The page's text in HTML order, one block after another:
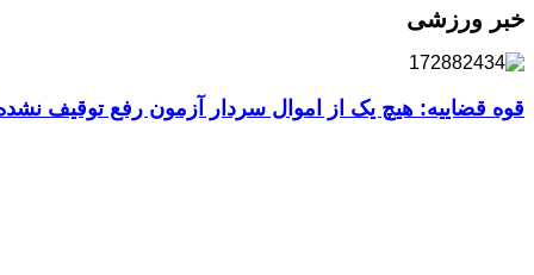
خبر ورزشی
قوه قضاییه: هیچ یک از اموال سردار آزمون رفع توقیف